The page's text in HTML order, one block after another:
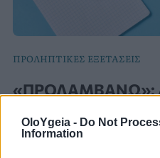
OloYgeia - Do Not
Information
ΠΡΟΛΗΠΤΙΚΕΣ ΕΞΕΤΑΣΕΙΣ
«ΠΡΟΛΑΜΒΑΝΩ»:
προληπτικές
εθνική